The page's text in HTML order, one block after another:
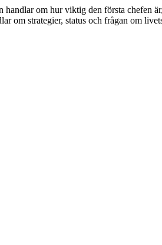
om hur viktig den första chefen
om strategier, status och frågan om